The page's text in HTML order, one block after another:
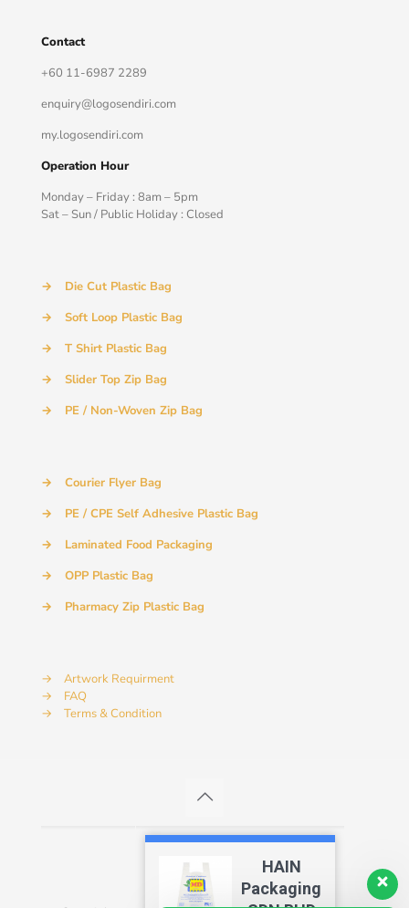
Contact
+60 11-6987 2289
enquiry@logosendiri.com
my.logosendiri.com
Operation Hour
Monday – Friday : 8am – 5pm
Sat – Sun / Public Holiday : Closed
→
Die Cut Plastic Bag
→
Soft Loop Plastic Bag
→
T Shirt Plastic Bag
→
Slider Top Zip Bag
→
PE / Non-Woven Zip Bag
→
Courier Flyer Bag
→
PE / CPE Self Adhesive Plastic Bag
→
Laminated Food Packaging
→
OPP Plastic Bag
→
Pharmacy Zip Plastic Bag
→
Artwork Requirment
→
FAQ
→
Terms & Condition
HAIN
Packaging